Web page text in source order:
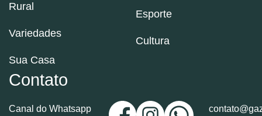
Rural
Variedades
Sua Casa
Esporte
Cultura
Contato
Canal do Whatsapp